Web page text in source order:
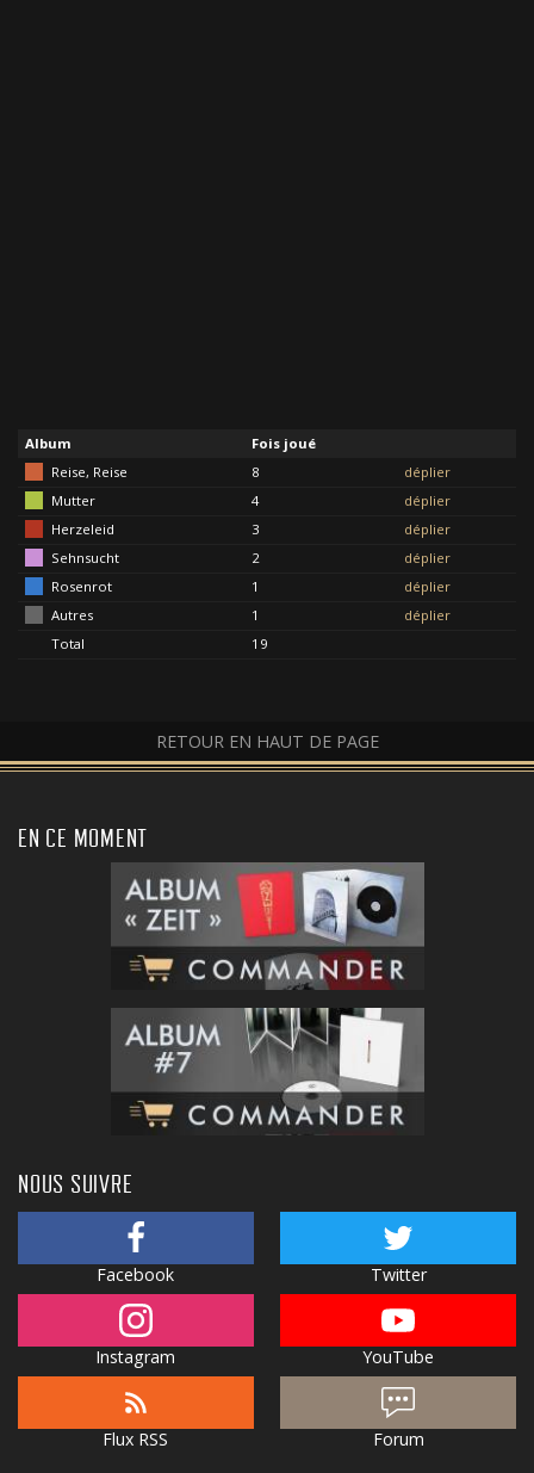
Album
Fois joué
Reise, Reise
8
déplier
Mutter
4
déplier
Herzeleid
3
déplier
Sehnsucht
2
déplier
Rosenrot
1
déplier
Autres
1
déplier
Total
19
RETOUR EN HAUT DE PAGE
EN CE MOMENT
NOUS SUIVRE
Facebook Twitter
Instagram YouTube
Flux RSS Forum